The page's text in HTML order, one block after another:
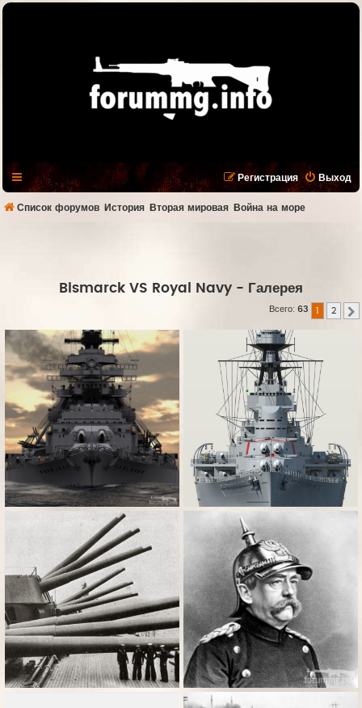
Выход
Регистрация
Список форумов История Вторая мировая Война на море
Bismarck VS Royal Navy - Галерея
Всего: 63 1 2